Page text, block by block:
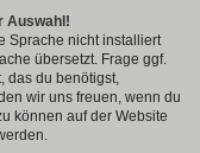
Auswahl!
Sprache nicht installiert
übersetzt. Frage ggf.
das du benötigst,
wir uns freuen, wenn du
können auf der Website